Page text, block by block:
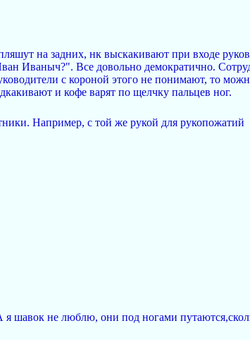
на задних, нк выскакивают при входе
Иваныч?". Все довольно демократично.
с короной этого не понимают, то
и кофе варят по щелчку пальцев ног.
Например, с той же рукой для рукопожатий
шавок не люблю, они под ногами